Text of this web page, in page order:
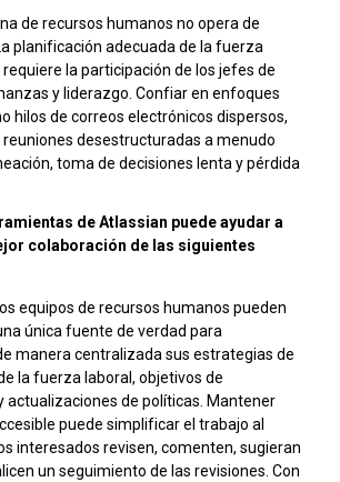
de recursos humanos no opera de
planificación adecuada de la fuerza
la participación de los jefes de
y liderazgo. Confiar en enfoques
hilos de correos electrónicos dispersos,
reuniones desestructuradas a menudo
toma de decisiones lenta y pérdida
de Atlassian puede ayudar a
colaboración de las siguientes
equipos de recursos humanos pueden
única fuente de verdad para
manera centralizada sus estrategias de
la fuerza laboral, objetivos de
actualizaciones de políticas. Mantener
puede simplificar el trabajo al
interesados revisen, comenten, sugieran
un seguimiento de las revisiones. Con